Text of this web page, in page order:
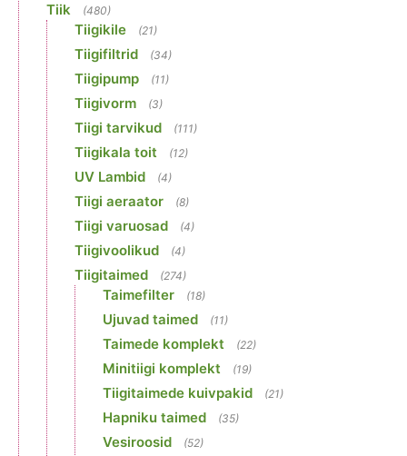
Tiik (480)
Tiigikile (21)
Tiigifiltrid (34)
Tiigipump (11)
Tiigivorm (3)
Tiigi tarvikud (111)
Tiigikala toit (12)
UV Lambid (4)
Tiigi aeraator (8)
Tiigi varuosad (4)
Tiigivoolikud (4)
Tiigitaimed (274)
Taimefilter (18)
Ujuvad taimed (11)
Taimede komplekt (22)
Minitiigi komplekt (19)
Tiigitaimede kuivpakid (21)
Hapniku taimed (35)
Vesiroosid (52)